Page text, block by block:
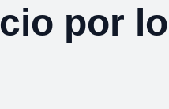
por lo